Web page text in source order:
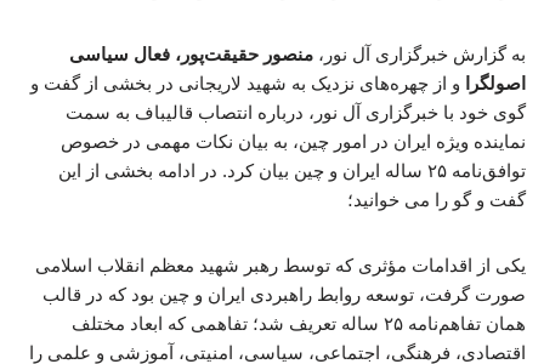
به گزارش خبرگزاری آل نور، منصور حقیقت‌پور، فعال سیاسی
اصولگرا و از چهره‌های نزدیک به شهید لاریجانی در بخشی از گفت و
گوی خود با خبرگزاری آل نور، درباره انتصاب قالیباف به سمت
نماینده ویژه ایران در امور چین، به بیان نکات مهمی در خصوص
توافق‌نامه ۲۵ ساله ایران و چین بیان کرد. در ادامه بخشی از این
گفت و گو را می خوانید؛
یکی از اقدامات مؤثری که توسط رهبر شهید معظم انقلاب اسلامی
صورت گرفت، توسعه روابط راهبردی ایران و چین بود که در قالب
همان تفاهم‌نامه ۲۵ ساله تعریف شد؛ تفاهمی که ابعاد مختلف
اقتصادی، فرهنگی، اجتماعی، سیاسی، امنیتی، آموزشی و علمی را